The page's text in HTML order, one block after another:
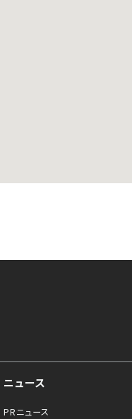
ニュース
PRニュース